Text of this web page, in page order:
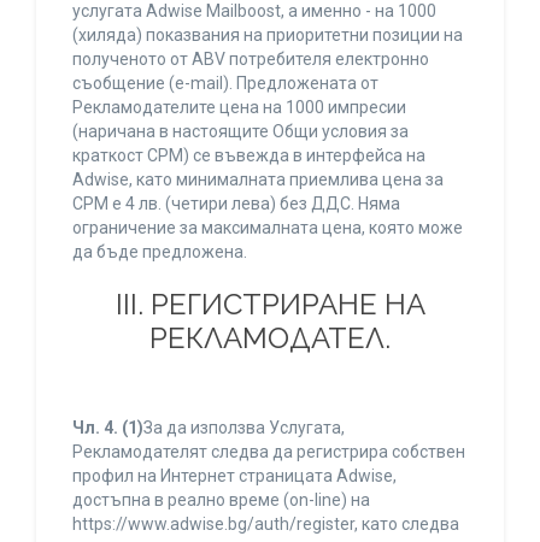
услугата Adwise Mailboost, а именно - на 1000
(хиляда) показвания на приоритетни позиции на
полученото от ABV потребителя електронно
съобщение (e-mail). Предложената от
Рекламодателите цена на 1000 импресии
(наричана в настоящите Общи условия за
краткост CPM) се въвежда в интерфейса на
Adwise, като минималната приемлива цена за
CPM е 4 лв. (четири лева) без ДДС. Няма
ограничение за максималната цена, която може
да бъде предложена.
ІІІ. РЕГИСТРИРАНЕ НА
РЕКЛАМОДАТЕЛ.
Чл. 4. (1)За да използва Услугата,
Рекламодателят следва да регистрира собствен
профил на Интернет страницата Adwise,
достъпна в реално време (on-line) на
https://www.adwise.bg/auth/register, като следва